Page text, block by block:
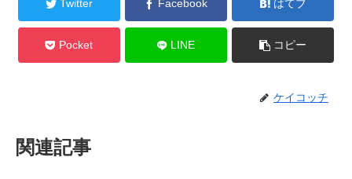
Twitter Facebook はてブ
Pocket LINE コピー
ケイコッチ
関連記事